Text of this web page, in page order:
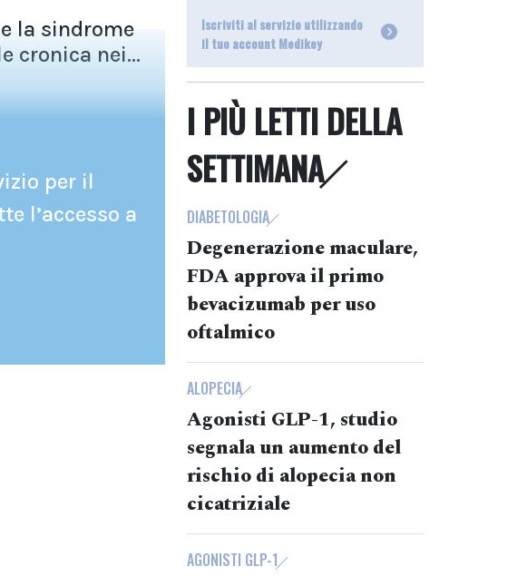
la sindrome
cronica nei...
per il
l’accesso a
Iscriviti al servizio utilizzando
il tuo account Medikey
I PIÙ LETTI DELLA
SETTIMANA
DIABETOLOGIA
Degenerazione maculare,
FDA approva il primo
bevacizumab per uso
oftalmico
ALOPECIA
Agonisti GLP-1, studio
segnala un aumento del
rischio di alopecia non
cicatriziale
AGONISTI GLP-1